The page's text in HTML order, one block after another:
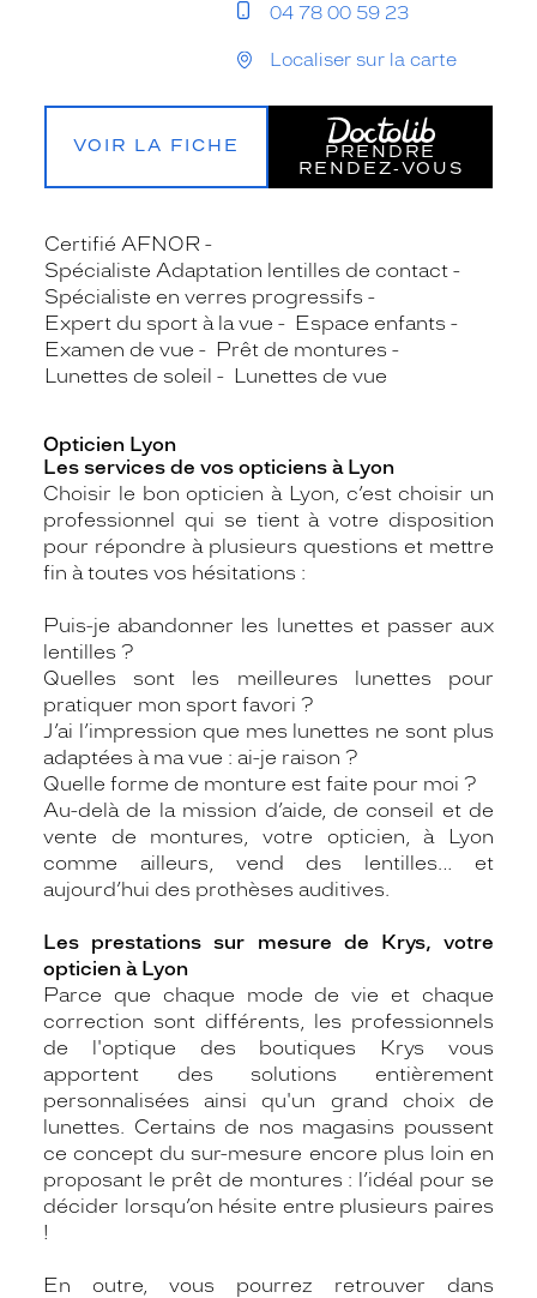
04 78 00 59 23
Localiser sur la carte
VOIR LA FICHE
PRENDRE
RENDEZ‑VOUS
Certifié AFNOR
Spécialiste Adaptation lentilles de contact
Spécialiste en verres progressifs
Expert du sport à la vue
Espace enfants
Examen de vue
Prêt de montures
Lunettes de soleil
Lunettes de vue
Opticien Lyon
Les services de vos opticiens à Lyon
Choisir le bon opticien à Lyon, c’est choisir un
professionnel qui se tient à votre disposition
pour répondre à plusieurs questions et mettre
fin à toutes vos hésitations :
Puis-je abandonner les lunettes et passer aux
lentilles ?
Quelles sont les meilleures lunettes pour
pratiquer mon sport favori ?
J’ai l’impression que mes lunettes ne sont plus
adaptées à ma vue : ai-je raison ?
Quelle forme de monture est faite pour moi ?
Au-delà de la mission d’aide, de conseil et de
vente de montures, votre opticien, à Lyon
comme ailleurs, vend des lentilles… et
aujourd’hui des prothèses auditives.
Les prestations sur mesure de Krys, votre
opticien à Lyon
Parce que chaque mode de vie et chaque
correction sont différents, les professionnels
de l'optique des boutiques Krys vous
apportent des solutions entièrement
personnalisées ainsi qu'un grand choix de
lunettes. Certains de nos magasins poussent
ce concept du sur-mesure encore plus loin en
proposant le prêt de montures : l’idéal pour se
décider lorsqu’on hésite entre plusieurs paires
!
En outre, vous pourrez retrouver dans